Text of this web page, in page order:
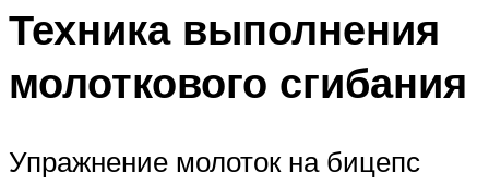
Техника выполнения
молоткового сгибания
Упражнение молоток на бицепс